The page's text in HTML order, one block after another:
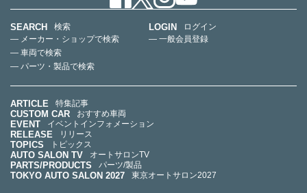
SEARCH
検索
— メーカー・ショップで検索
— 車両で検索
— パーツ・製品で検索
LOGIN
ログイン
— 一般会員登録
ARTICLE 特集記事
CUSTOM CAR おすすめ車両
EVENT イベントインフォメーション
RELEASE リリース
TOPICS トピックス
AUTO SALON TV オートサロンTV
PARTS/PRODUCTS パーツ/製品
TOKYO AUTO SALON 2027 東京オートサロン2027